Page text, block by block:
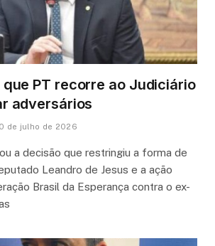
que PT recorre ao Judiciário
adversários
de julho de 2026
a decisão que restringiu a forma de
Leandro de Jesus e a ação
Brasil da Esperança contra o ex-